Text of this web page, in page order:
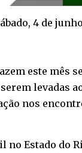
4 de
este mês
levadas
nos
Estado do